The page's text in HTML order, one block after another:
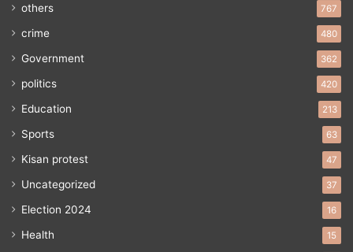
others 767
crime 480
Government 362
politics 420
Education 213
Sports 63
Kisan protest 47
Uncategorized 37
Election 2024 16
Health 15